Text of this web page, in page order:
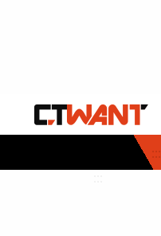
:::
社會首頁
時事